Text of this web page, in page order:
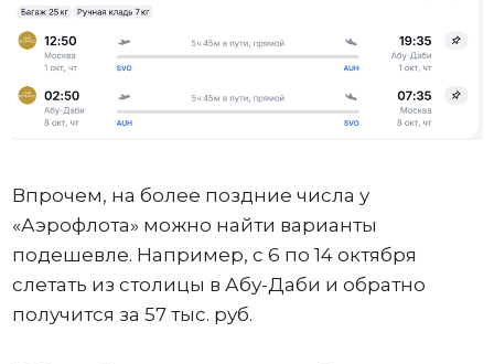
Впрочем, на более поздние числа у
«Аэрофлота» можно найти варианты
подешевле. Например, с 6 по 14 октября
слетать из столицы в Абу-Даби и обратно
получится за 57 тыс. руб.